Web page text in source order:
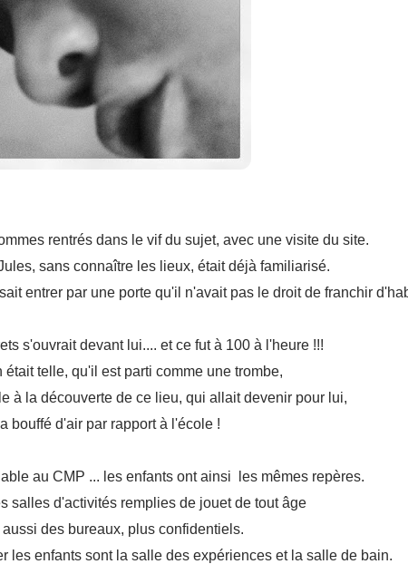
rentrés dans le vif du sujet, avec une visite du site.
sans connaître les lieux, était déjà familiarisé.
entrer par une porte qu'il n'avait pas le droit de franchir
s'ouvrait devant lui.... et ce fut à 100 à l'heure !!!
était telle, qu'il est parti comme une trombe,
à la découverte de ce lieu, qui allait devenir pour lui,
bouffé d'air par rapport à l'école !
au CMP ... les enfants ont ainsi les mêmes repères.
salles d'activités remplies de jouet de tout âge
aussi des bureaux, plus confidentiels.
les enfants sont la salle des expériences et la salle de bain.